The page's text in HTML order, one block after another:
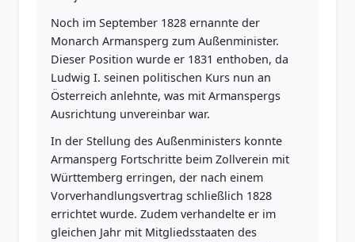
Noch im September 1828 ernannte der
Monarch Armansperg zum Außenminister.
Dieser Position wurde er 1831 enthoben, da
Ludwig I. seinen politischen Kurs nun an
Österreich anlehnte, was mit Armanspergs
Ausrichtung unvereinbar war.
In der Stellung des Außenministers konnte
Armansperg Fortschritte beim Zollverein mit
Württemberg erringen, der nach einem
Vorverhandlungsvertrag schließlich 1828
errichtet wurde. Zudem verhandelte er im
gleichen Jahr mit Mitgliedsstaaten des